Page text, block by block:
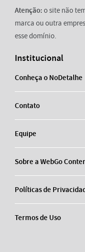
Atenção: o site não
marca ou outra
esse domínio.
Institucional
Conheça o NoDetalhe
Contato
Equipe
Sobre a WebGo
Políticas de
Termos de Uso